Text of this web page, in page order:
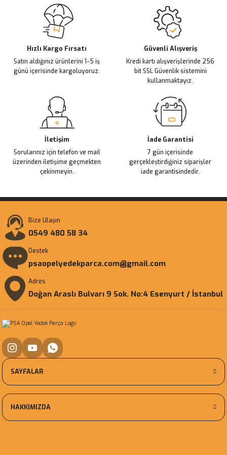
Ürün resmi kalitesiz, bozuk veya görüntülenemiyor.
Ürün açıklamasında eksik bilgiler bulunuyor.
Ürün bilgilerinde hatalar bulunuyor.
Ürün fiyatı diğer sitelerden daha pahalı.
Bu ürüne benzer farklı alternatifler olmalı.
Hızlı Kargo Fırsatı
Satın aldığınız ürünlerini 1-5 iş
günü içerisinde kargoluyoruz.
Güvenli Alışveriş
Kredi kartı alışverişlerinde 256
bit SSL Güvenlik sistemini
kullanmaktayız.
İletişim
Sorularınız için telefon ve mail
üzerinden iletişime geçmekten
çekinmeyin.
İade Garantisi
7 gün içerisinde
gerçekleştirdiğiniz siparişler
iade garantisindedir.
Bize Ulaşın
0549 480 58 34
Destek
psaopelyedekparca.com@gmail.com
Adres
Doğan Araslı Bulvarı 9 Sok. No:4 Esenyurt / İstanbul
SAYFALAR
HAKKIMIZDA